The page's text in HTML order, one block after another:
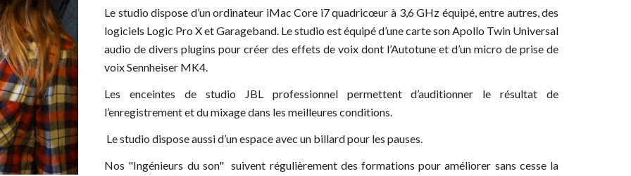
Le studio dispose d’un ordinateur iMac Core i7 quadricœur à 3,6 GHz équipé, entre autres, des
logiciels Logic Pro X et Garageband. Le studio est équipé d’une carte son Apollo Twin Universal
audio de divers plugins pour créer des effets de voix dont l’Autotune et d’un micro de prise de
voix Sennheiser MK4.
Les enceintes de studio JBL professionnel permettent d’auditionner le résultat de
l’enregistrement et du mixage dans les meilleures conditions.
Le studio dispose aussi d’un espace avec un billard pour les pauses.
Nos "Ingénieurs du son" suivent régulièrement des formations pour améliorer sans cesse la